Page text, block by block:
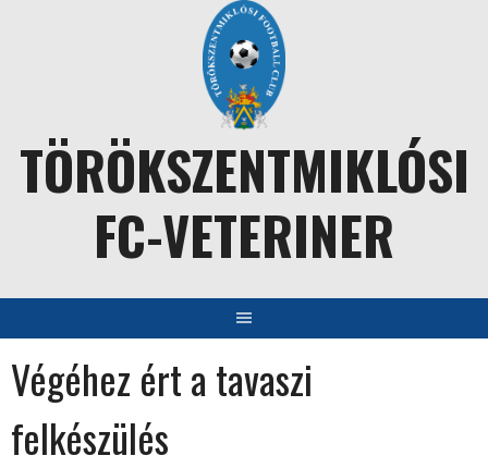
TÖRÖKSZENTMIKLÓSI
FC-VETERINER
Végéhez ért a tavaszi
felkészülés